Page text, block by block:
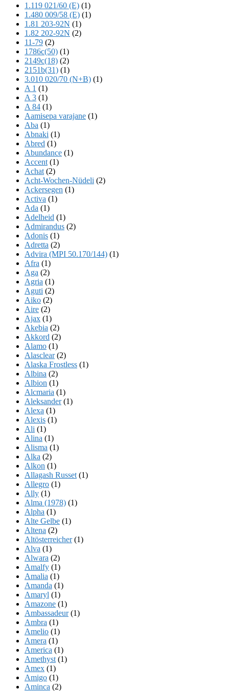
1.119 021/60 (E) (1)
1.480 009/58 (E) (1)
1.81 203-92N (1)
1.82 202-92N (2)
11-79 (2)
1786c(50) (1)
2149c(18) (2)
2151b(31) (1)
3.010 020/70 (N+B) (1)
A 1 (1)
A 3 (1)
A 84 (1)
Aamisepa varajane (1)
Aba (1)
Abnaki (1)
Abred (1)
Abundance (1)
Accent (1)
Achat (2)
Acht-Wochen-Nüdeli (2)
Ackersegen (1)
Activa (1)
Ada (1)
Adelheid (1)
Admirandus (2)
Adonis (1)
Adretta (2)
Advira (MPI 50.170/144) (1)
Afra (1)
Aga (2)
Agria (1)
Aguti (2)
Aiko (2)
Aire (2)
Ajax (1)
Akebia (2)
Akkord (2)
Alamo (1)
Alasclear(2)
Alaska Frostless (1)
Albina (2)
Albion (1)
Alcmaria (1)
Aleksander(1)
Alexa (1)
Alexis (1)
Ali (1)
Alina (1)
Alisma (1)
Alka (2)
Alkon (1)
Allagash Russet (1)
Allegro (1)
Ally (1)
Alma (1978) (1)
Alpha (1)
Alte Gelbe (1)
Altena (2)
Altösterreicher(1)
Alva (1)
Alwara (2)
Amalfy (1)
Amalia (1)
Amanda (1)
Amaryl (1)
Amazone (1)
Ambassadeur(1)
Ambra (1)
Amelio (1)
Amera (1)
America (1)
Amethyst (1)
Amex (1)
Amigo (1)
Aminca (2)